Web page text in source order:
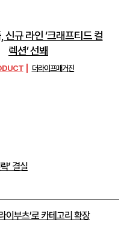
신규 라인 ‘크래프티드 컬
렉션’ 선봬
더라이프매거진
’ 결실
이부츠’로 카테고리 확장